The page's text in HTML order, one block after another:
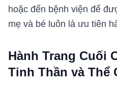
hoặc đến bệnh viện để
mẹ và bé luôn là ưu tiên
Hành Trang Cuối
Tinh Thần và Thể